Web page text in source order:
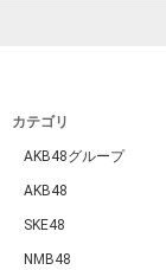
カテゴリ
AKB48グループ
AKB48
SKE48
NMB48